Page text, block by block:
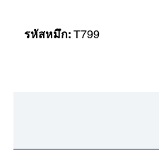
รหัสหมึก: T799